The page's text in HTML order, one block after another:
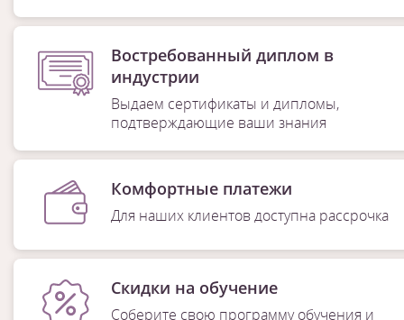
Востребованный диплом в
индустрии
Выдаем сертификаты и дипломы,
подтверждающие ваши знания
Комфортные платежи
Для наших клиентов доступна рассрочка
Скидки на обучение
Соберите свою программу обучения и